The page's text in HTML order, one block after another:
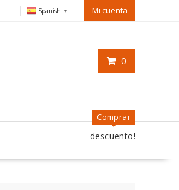
Spanish ▼ Mi cuenta
0
Comprar
descuento!